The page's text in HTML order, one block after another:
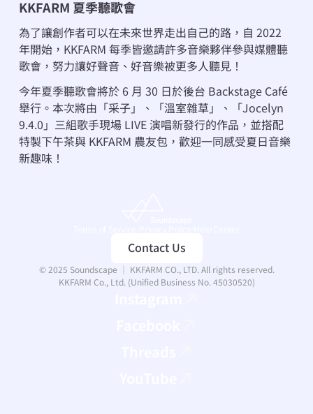
KKFARM 夏季聽歌會
為了讓創作者可以在未來世界走出自己的路，自 2022
年開始，KKFARM 每季皆邀請許多音樂夥伴參與媒體聽
歌會，努力讓好聲音、好音樂被更多人聽見！
今年夏季聽歌會將於 6 月 30 日於後台 Backstage Café
舉行。本次將由「采子」、「溫室雜草」、「Jocelyn
9.4.0」三組歌手現場 LIVE 演唱新發行的作品，並搭配
特製下午茶與 KKFARM 農友包，歡迎一同感受夏日音樂
新趣味！
Contact Us
© 2025 Soundscape ｜ KKFARM CO., LTD. All rights reserved.
KKFARM Co., Ltd. (Unified Business No. 45030520)